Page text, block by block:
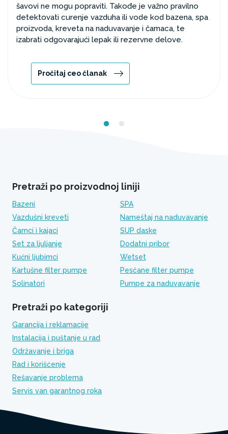
šavovi ne mogu popraviti. Takođe je važno pravilno
detektovati curenje vazduha ili vode kod bazena, spa
proizvoda, kreveta na naduvavanje i čamaca, te
izabrati odgovarajući lepak ili rezervne delove.
Pročitaj ceo članak
Pretraži po proizvodnoj liniji
Bazeni
SPA
Vazdušni kreveti
Nameštaj na naduvavanje
Čamci i kajaci
SUP daske
Set za ljuljanje
Dodatni pribor
Kućni ljubimci
Wetset
Kartušne filter pumpe
Pesčane filter pumpe
Solinatori
Pumpe za naduvavanje
Pretraži po kategoriji
Garancija i reklamacije
Instalacija i puštanje u rad
Održavanje i briga
Rad i korišćenje
Rešavanje problema
Servis van garantnog roka